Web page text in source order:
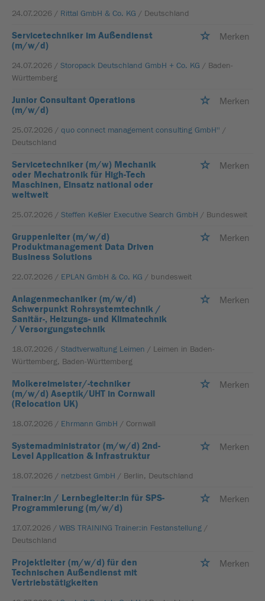
24.07.2026 / Rittal GmbH & Co. KG / Deutschland
Servicetechniker im Außendienst
(m/w/d)
Merken
24.07.2026 / Storopack Deutschland GmbH + Co. KG / Baden-
Württemberg
Junior Consultant Operations
(m/w/d)
Merken
25.07.2026 / quo connect management consulting GmbH'' /
Deutschland
Servicetechniker (m/w) Mechanik
oder Mechatronik für High-Tech
Maschinen, Einsatz national oder
weltweit
Merken
25.07.2026 / Steffen Keßler Executive Search GmbH / Bundesweit
Gruppenleiter (m/w/d)
Produktmanagement Data Driven
Business Solutions
Merken
22.07.2026 / EPLAN GmbH & Co. KG / bundesweit
Anlagenmechaniker (m/w/d)
Schwerpunkt Rohrsystemtechnik /
Sanitär-, Heizungs- und Klimatechnik
/ Versorgungstechnik
Merken
18.07.2026 / Stadtverwaltung Leimen / Leimen in Baden-
Württemberg, Baden-Württemberg
Molkereimeister/-techniker
(m/w/d) Aseptik/UHT in Cornwall
(Relocation UK)
Merken
18.07.2026 / Ehrmann GmbH / Cornwall
Systemadministrator (m/w/d) 2nd-
Level Application & Infrastruktur
Merken
18.07.2026 / netzbest GmbH / Berlin, Deutschland
Trainer:in / Lernbegleiter:in für SPS-
Programmierung (m/w/d)
Merken
17.07.2026 / WBS TRAINING Trainer:in Festanstellung /
Deutschland
Projektleiter (m/w/d) für den
Technischen Außendienst mit
Vertriebstätigkeiten
Merken